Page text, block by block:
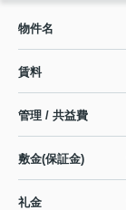
物件名
賃料
管理 / 共益費
敷金(保証金)
礼金